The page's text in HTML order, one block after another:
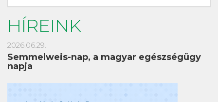
HÍREINK
2026.06.29.
Semmelweis-nap, a magyar egészségügy
napja